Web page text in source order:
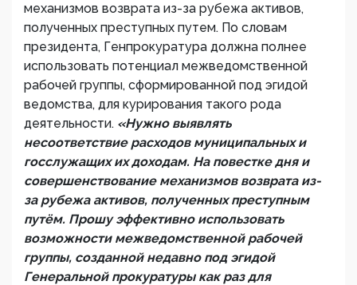
механизмов возврата из-за рубежа активов,
полученных преступных путем. По словам
президента, Генпрокуратура должна полнее
использовать потенциал межведомственной
рабочей группы, сформированной под эгидой
ведомства, для курирования такого рода
деятельности. «Нужно выявлять
несоответствие расходов муниципальных и
госслужащих их доходам. На повестке дня и
совершенствование механизмов возврата из-
за рубежа активов, полученных преступным
путём. Прошу эффективно использовать
возможности межведомственной рабочей
группы, созданной недавно под эгидой
Генеральной прокуратуры как раз для